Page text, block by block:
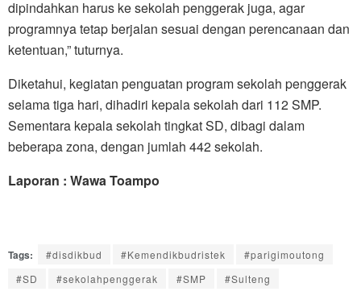
dipindahkan harus ke sekolah penggerak juga, agar
programnya tetap berjalan sesuai dengan perencanaan dan
ketentuan,” tuturnya.
Diketahui, kegiatan penguatan program sekolah penggerak
selama tiga hari, dihadiri kepala sekolah dari 112 SMP.
Sementara kepala sekolah tingkat SD, dibagi dalam
beberapa zona, dengan jumlah 442 sekolah.
Laporan : Wawa Toampo
Tags: #disdikbud #Kemendikbudristek
#parigimoutong
#SD
#sekolahpenggerak #SMP #Sulteng